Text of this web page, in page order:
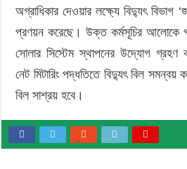
অগ্রাধিকার দেওয়ার লক্ষ্যে বিদ্যুৎ বিভাগ
প্রণয়ন করেছে। উক্ত কর্মসূচির আলোকে
সোলার সিস্টেম স্থাপনের উদ্যোগ গ্রহণ
নেট মিটারিং পদ্ধতিতে বিদ্যুৎ বিল
বিল সাশ্রয় হবে।